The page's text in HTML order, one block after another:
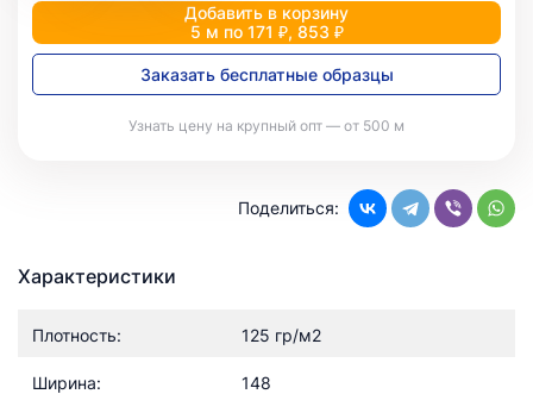
Добавить в корзину
5 м по 171 ₽, 853 ₽
Заказать бесплатные образцы
Узнать цену на крупный опт — от 500 м
Поделиться:
Характеристики
Плотность: 125 гр/м2
Ширина: 148